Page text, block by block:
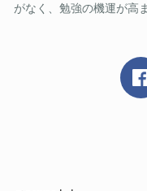
がなく、勉強の機運が高